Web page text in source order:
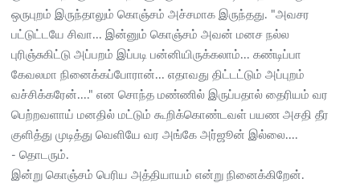
ஒருபுறம் இருந்தாலும் கொஞ்சம் அச்சமாக இருந்தது. "அவசர
பட்டுட்டயே சிவா... இன்னும் கொஞ்சம் அவன் மனச நல்ல
புரிஞ்சுகிட்டு அப்பறம் இப்படி பன்னியிருக்கலாம்... கண்டிப்பா
கேவலமா நினைக்கப்போரான்...‌ எதாவது திட்டட்டும் அப்புறம்
வச்சிக்கரேன்...." என சொந்த மண்ணில் இருப்பதால் தைரியம் வர
பெற்றவளாய் மனதில் மட்டும் கூறிக்கொண்டவள் பயண அசதி தீர
குளித்து முடித்து வெளியே வர அங்கே அர்ஜூன் இல்லை....
- தொடரும்.
இன்று கொஞ்சம் பெரிய அத்தியாயம் என்று நினைக்கிறேன்.